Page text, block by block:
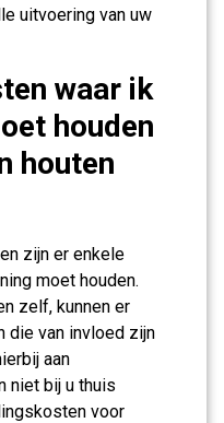
uitvoering van uw
waar ik
houden
houten
zijn er enkele
moet houden.
zelf, kunnen er
die van invloed zijn
aan
niet bij u thuis
voor